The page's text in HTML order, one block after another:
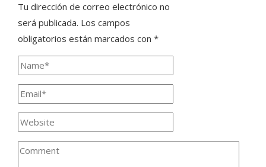
Tu dirección de correo electrónico no
será publicada. Los campos
obligatorios están marcados con *